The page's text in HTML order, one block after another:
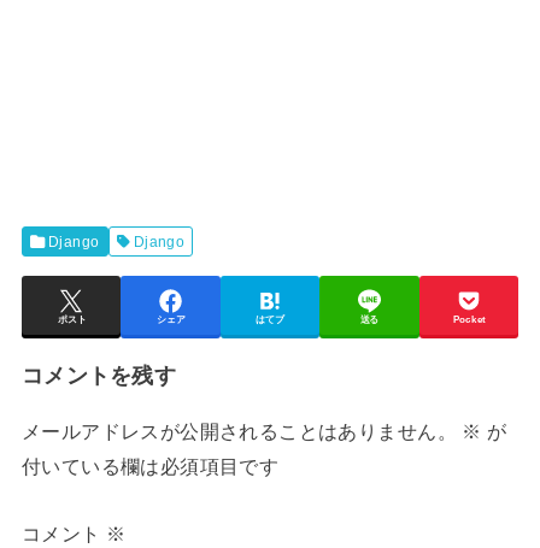
Django Django
ポスト シェア はてブ 送る Pocket
コメントを残す
メールアドレスが公開されることはありません。 ※ が
付いている欄は必須項目です
コメント ※